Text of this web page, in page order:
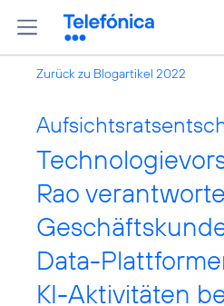
Zurück zu Blogartikel 2022
Rao
Data-
KI-Aktivitäten